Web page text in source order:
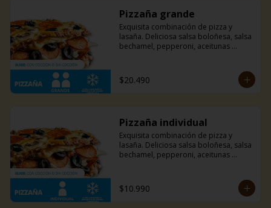
Pizzaña grande
Exquisita combinación de pizza y
lasaña. Deliciosa salsa boloñesa, salsa
bechamel, pepperoni, aceitunas
$20.490
Pizzaña individual
Exquisita combinación de pizza y
lasaña. Deliciosa salsa boloñesa, salsa
bechamel, pepperoni, aceitunas
$10.990